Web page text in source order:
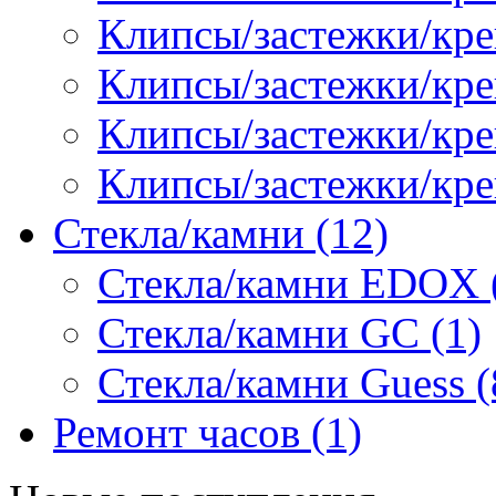
Клипсы/застежки/
Клипсы/застежки/
Клипсы/застежки/
Клипсы/застежки/
Стекла/камни (12)
Стекла/камни EDOX
Стекла/камни GC (1)
Стекла/камни Guess
Ремонт часов (1)